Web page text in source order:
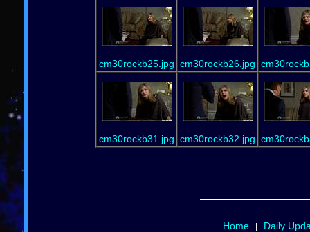
cm30rockb25.jpg cm30rockb26.jpg
cm30rockb31.jpg cm30rockb32.jpg
Home| Daily